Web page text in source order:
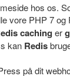
hos os.
vore PHP 7
caching er
kan Redis
på dit